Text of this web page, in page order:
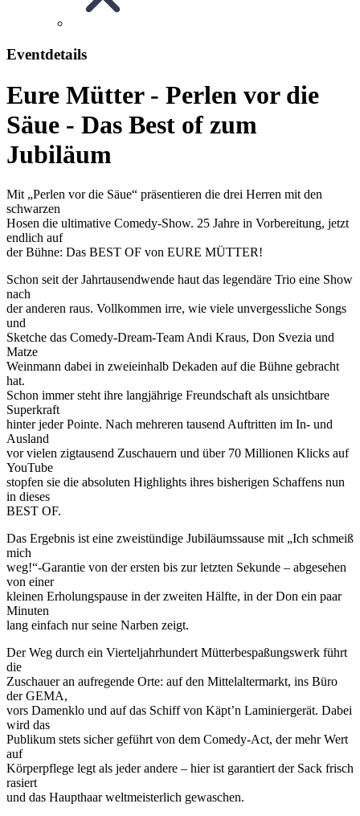
Eventdetails
Eure Mütter - Perlen vor die
Säue - Das Best of zum
Jubiläum
Mit „Perlen vor die Säue“ präsentieren die drei Herren mit den
schwarzen
Hosen die ultimative Comedy-Show. 25 Jahre in Vorbereitung, jetzt
endlich auf
der Bühne: Das BEST OF von EURE MÜTTER!
Schon seit der Jahrtausendwende haut das legendäre Trio eine Show
nach
der anderen raus. Vollkommen irre, wie viele unvergessliche Songs
und
Sketche das Comedy-Dream-Team Andi Kraus, Don Svezia und
Matze
Weinmann dabei in zweieinhalb Dekaden auf die Bühne gebracht
hat.
Schon immer steht ihre langjährige Freundschaft als unsichtbare
Superkraft
hinter jeder Pointe. Nach mehreren tausend Auftritten im In- und
Ausland
vor vielen zigtausend Zuschauern und über 70 Millionen Klicks auf
YouTube
stopfen sie die absoluten Highlights ihres bisherigen Schaffens nun
in dieses
BEST OF.
Das Ergebnis ist eine zweistündige Jubiläumssause mit „Ich schmeiß
mich
weg!“-Garantie von der ersten bis zur letzten Sekunde – abgesehen
von einer
kleinen Erholungspause in der zweiten Hälfte, in der Don ein paar
Minuten
lang einfach nur seine Narben zeigt.
Der Weg durch ein Vierteljahrhundert Mütterbespaßungswerk führt
die
Zuschauer an aufregende Orte: auf den Mittelaltermarkt, ins Büro
der GEMA,
vors Damenklo und auf das Schiff von Käpt’n Laminiergerät. Dabei
wird das
Publikum stets sicher geführt von dem Comedy-Act, der mehr Wert
auf
Körperpflege legt als jeder andere – hier ist garantiert der Sack frisch
rasiert
und das Haupthaar weltmeisterlich gewaschen.